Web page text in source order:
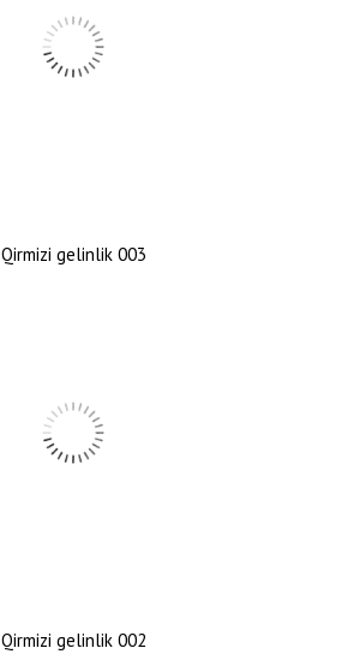
Qirmizi gelinlik 003
Qirmizi gelinlik 002